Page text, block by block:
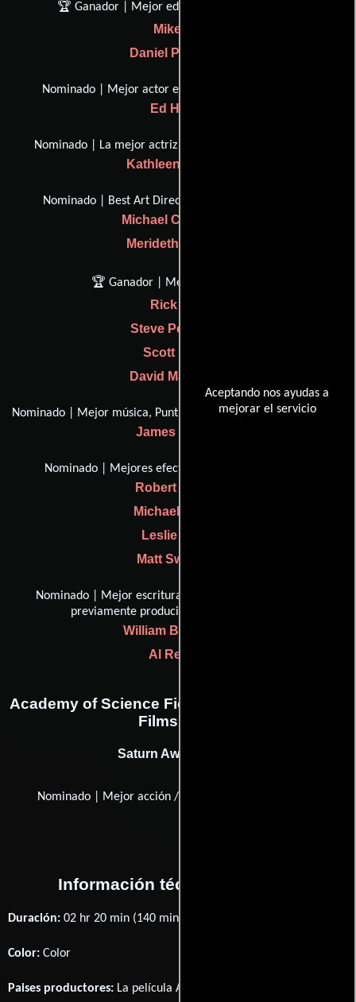
Aceptando nos ayudas a
mejorar el servicio
🏆 Ganador | Mejor edición de películas
Mike Hill
Daniel P. Hanley
Nominado | Mejor actor en un papel de apoyo
Ed Harris
Nominado | La mejor actriz en un papel de apoyo
Kathleen Quinlan
Nominado | Best Art Direction-Set Decoración
Michael Corenblith
Merideth Boswell
🏆 Ganador | Mejor sonido
Rick Dior
Steve Pederson
Scott Millan
David MacMillan
Nominado | Mejor música, Puntuación Dramática original
James Horner
Nominado | Mejores efectos, efectos visuales
Robert Legato
Michael Kanfer
Leslie Ekker
Matt Sweeney
Nominado | Mejor escritura, guión basado en material
previamente producido o publicado
William Broyles Jr.
Al Reinert
Academy of Science Fiction, Fantasy & Horror
Films, USA
Saturn Award (1996)
Nominado | Mejor acción / película de aventura
Información técnica y general
Duración: 02 hr 20 min (140 minutos) .
Color: Color
Paises productores: La película Apollo 13 fué producida en